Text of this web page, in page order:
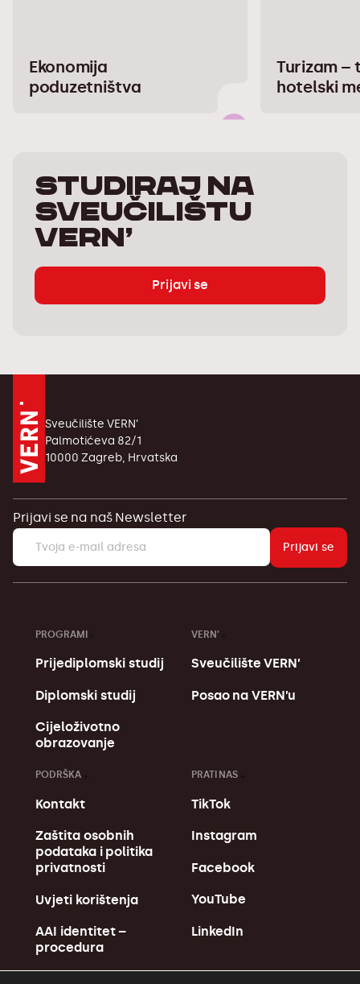
Ekonomija
poduzetništva
Turizam –
hotelski
Studiraj na
Sveučilištu
Vern’
Prijavi se
Sveučilište VERN’
Palmotićeva 82/1
10000 Zagreb, Hrvatska
Prijavi se na naš Newsletter
Prijavi se
PROGRAMI
Prijediplomski studij
Diplomski studij
Cijeloživotno
obrazovanje
VERN’
Sveučilište VERN’
Posao na VERN’u
PODRŠKA
Kontakt
Zaštita osobnih
podataka i politika
privatnosti
Uvjeti korištenja
AAI identitet –
procedura
PRATI NAS
TikTok
Instagram
Facebook
YouTube
LinkedIn